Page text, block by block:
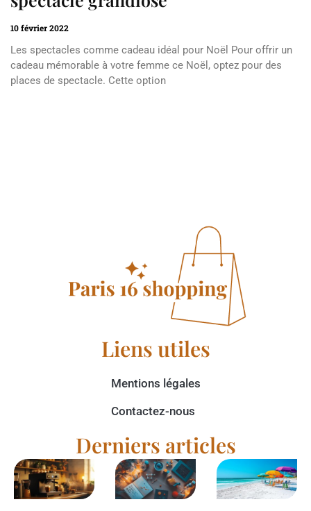
10 février 2022
Les spectacles comme cadeau idéal pour Noël Pour offrir un
cadeau mémorable à votre femme ce Noël, optez pour des
places de spectacle. Cette option
Liens utiles
Mentions légales
Contactez-nous
Derniers articles